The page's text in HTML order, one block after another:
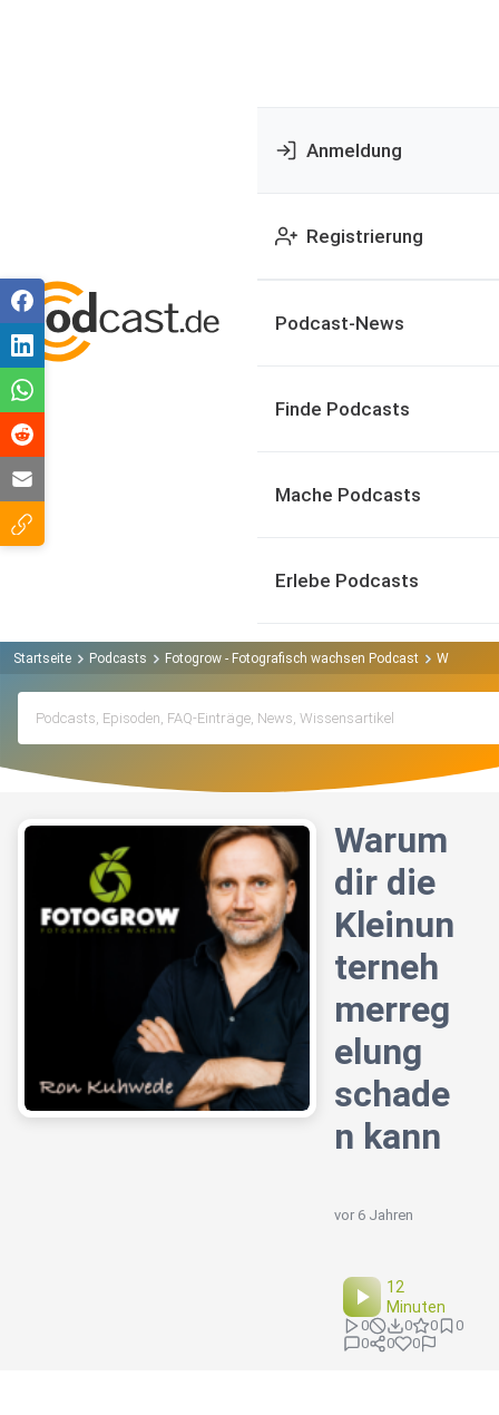
Anmeldung
Registrierung
Podcast-News
Finde Podcasts
Mache Podcasts
Erlebe Podcasts
Startseite Podcasts Fotogrow - Fotografisch wachsen Podcast Warum
Warum
dir die
Kleinun
terneh
merreg
elung
schade
n kann
vor 6 Jahren
12
Minuten
0 0 0
0
0
0 0